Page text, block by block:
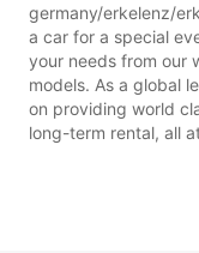
germany/erkelenz/
a car for a special
your needs from our
models. As a global
on providing world
long-term rental, all